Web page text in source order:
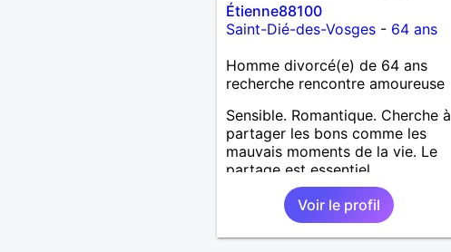
Étienne88100
Saint-Dié-des-Vosges- 64 ans
Homme divorcé(e) de 64 ans
recherche rencontre amoureuse
Sensible. Romantique. Cherche à
partager les bons comme les
mauvais moments de la vie. Le
partage est essentiel
Voir le profil